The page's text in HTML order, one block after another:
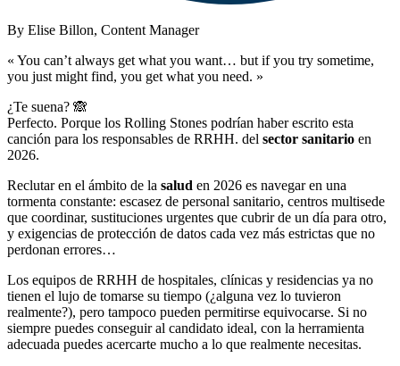
By Elise Billon, Content Manager
« You can’t always get what you want… but if you try sometime,
you just might find, you get what you need. »
¿Te suena? 🙈
Perfecto. Porque los Rolling Stones podrían haber escrito esta
canción para los responsables de RRHH. del sector sanitario en
2026.
Reclutar en el ámbito de la salud en 2026 es navegar en una
tormenta constante: escasez de personal sanitario, centros multisede
que coordinar, sustituciones urgentes que cubrir de un día para otro,
y exigencias de protección de datos cada vez más estrictas que no
perdonan errores…
Los equipos de RRHH de hospitales, clínicas y residencias ya no
tienen el lujo de tomarse su tiempo (¿alguna vez lo tuvieron
realmente?), pero tampoco pueden permitirse equivocarse. Si no
siempre puedes conseguir al candidato ideal, con la herramienta
adecuada puedes acercarte mucho a lo que realmente necesitas.